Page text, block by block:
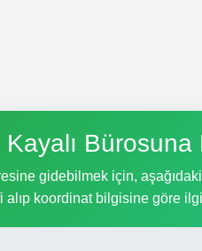
Bürosuna
gidebilmek için,
alıp koordinat bilgisine göre